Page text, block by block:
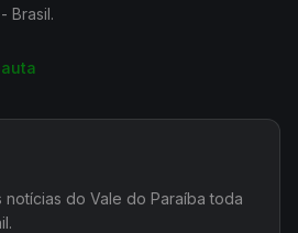
Brasil.
notícias do Vale do Paraíba toda